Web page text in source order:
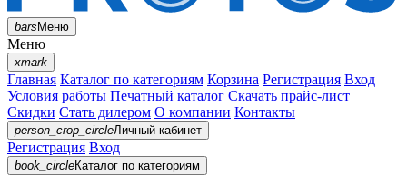
barsМеню
Меню
xmark
Главная Каталог по категориям Корзина Регистрация Вход
Условия работы Печатный каталог Скачать прайс-лист
Скидки Стать дилером О компании Контакты
person_crop_circleЛичный кабинет
Регистрация Вход
book_circleКаталог по категориям